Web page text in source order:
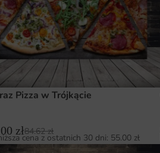
Pizza w Trójkącie
zł84.62zł
cena z ostatnich 30 dni: 55.00 zł